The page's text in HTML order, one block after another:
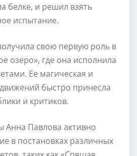
белке, и решил взять
испытание.
свою первую роль в
озеро», где она исполнила
Ее магическая и
быстро принесла
и критиков.
Анна Павлова активно
в постановках различных